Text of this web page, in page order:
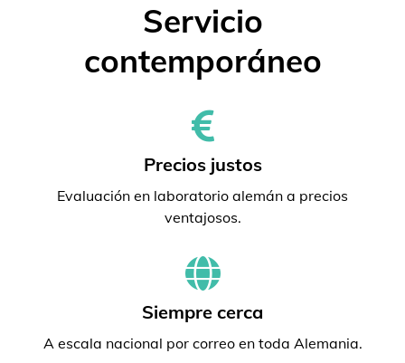
Servicio
contemporáneo
Precios justos
Evaluación en laboratorio alemán a precios
ventajosos.
Siempre cerca
A escala nacional por correo en toda Alemania.